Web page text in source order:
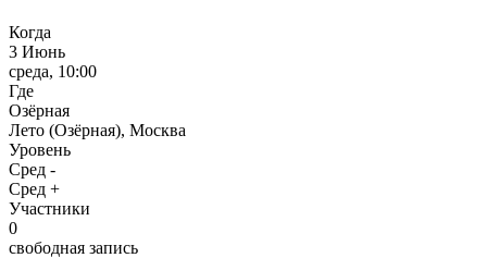
Когда
3 Июнь
среда, 10:00
Где
Озёрная
Лето (Озёрная), Москва
Уровень
Сред -
Сред +
Участники
0
свободная запись